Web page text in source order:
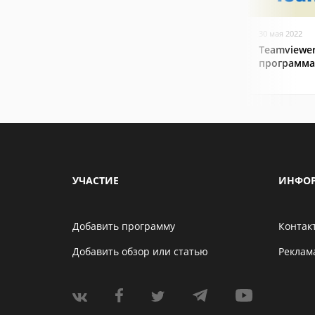
30 мая 2022
программа
УЧАСТИЕ
Добавить программу
Добавить обзор или статью